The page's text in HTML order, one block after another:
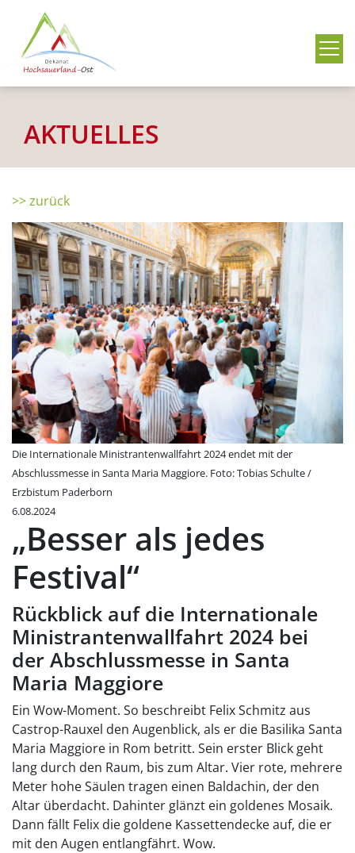
AKTUELLES
>> zurück
Die Internationale Ministrantenwallfahrt 2024 endet mit der
Abschlussmesse in Santa Maria Maggiore. Foto: Tobias Schulte /
Erzbistum Paderborn
6.08.2024
„Besser als jedes
Festival“
Rückblick auf die Internationale
Ministrantenwallfahrt 2024 bei
der Abschlussmesse in Santa
Maria Maggiore
Ein Wow-Moment. So beschreibt Felix Schmitz aus
Castrop-Rauxel den Augenblick, als er die Basilika Santa
Maria Maggiore in Rom betritt. Sein erster Blick geht
lang durch den Raum, bis zum Altar. Vier rote, mehrere
Meter hohe Säulen tragen einen Baldachin, der den
Altar überdacht. Dahinter glänzt ein goldenes Mosaik.
Dann fällt Felix die goldene Kassettendecke auf, die er
mit den Augen entlangfährt. Wow.